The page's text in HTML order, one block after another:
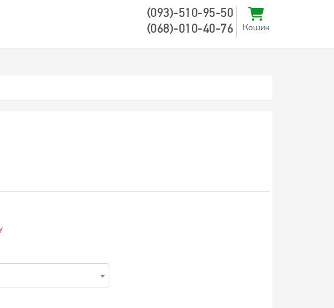
(093)-510-95-50
(068)-010-40-76
Кошик